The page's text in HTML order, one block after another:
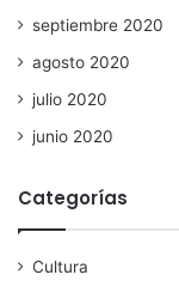
septiembre 2020
agosto 2020
julio 2020
junio 2020
Categorías
Cultura